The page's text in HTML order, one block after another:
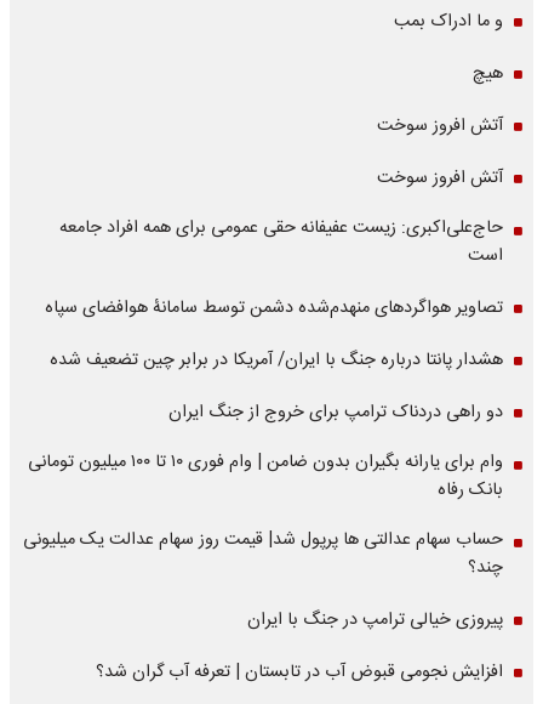
و ما ادراک بمب
هیچ
آتش افروز سوخت
آتش افروز سوخت
حاج‌علی‌اکبری: زیست عفیفانه حقی عمومی برای همه افراد جامعه
است
تصاویر هواگردهای منهدم‌شده دشمن توسط سامانۀ هوافضای سپاه
هشدار پانتا درباره جنگ با ایران/ آمریکا در برابر چین تضعیف شده
دو راهی دردناک ترامپ برای خروج از جنگ ایران
وام برای یارانه بگیران بدون ضامن | وام فوری ۱۰ تا ۱۰۰ میلیون تومانی
بانک رفاه
حساب سهام عدالتی ها پرپول شد| قیمت روز سهام عدالت یک میلیونی
چند؟
پیروزی خیالی ترامپ در جنگ با ایران
افزایش نجومی قبوض آب در تابستان | تعرفه آب گران شد؟